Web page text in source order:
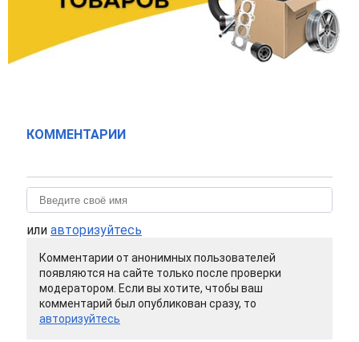
КОММЕНТАРИИ
или авторизуйтесь
Комментарии от анонимных пользователей
появляются на сайте только после проверки
модератором. Если вы хотите, чтобы ваш
комментарий был опубликован сразу, то
авторизуйтесь